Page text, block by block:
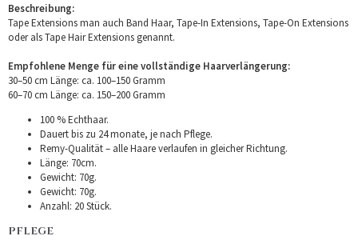
Beschreibung:
Tape Extensions man auch Band Haar, Tape-In Extensions, Tape-On Extensions
oder als Tape Hair Extensions genannt.
Empfohlene Menge für eine vollständige Haarverlängerung:
30–50 cm Länge: ca. 100–150 Gramm
60–70 cm Länge: ca. 150–200 Gramm
100 % Echthaar.
Dauert bis zu 24 monate, je nach Pflege.
Remy-Qualität – alle Haare verlaufen in gleicher Richtung.
Länge: 70cm.
Gewicht: 70g.
Gewicht: 70g.
Anzahl: 20 Stück.
PFLEGE